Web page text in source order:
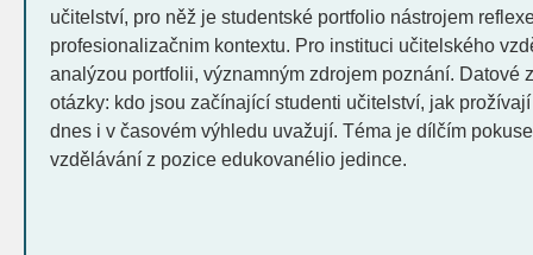
učitelství, pro něž je studentské portfolio nástrojem
profesionalizačnim kontextu. Pro instituci učitelského
analýzou portfolii, významným zdrojem poznání. Datové
otázky: kdo jsou začínající studenti učitelství, jak
dnes i v časovém výhledu uvažují. Téma je dílčím
vzdělávání z pozice edukovanélio jedince.